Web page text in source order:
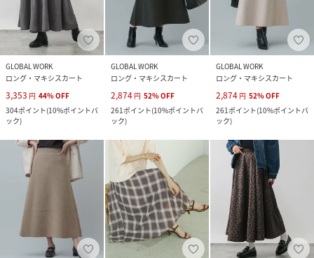
GLOBAL WORK
ロング・マキシスカート
3,353 円 44%OFF
304ポイント(10%ポイントバ
ック)
GLOBAL WORK
ロング・マキシスカート
2,874 円 52%OFF
261ポイント(10%ポイントバ
ック)
GLOBAL WORK
ロング・マキシスカート
2,874 円 52%OFF
261ポイント(10%ポイントバ
ック)